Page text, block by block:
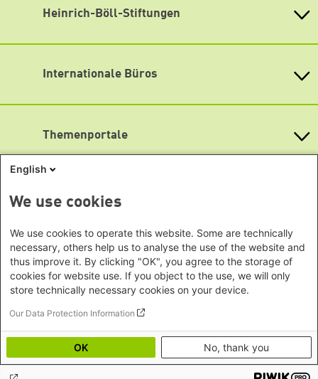
Öffnungszeiten
Barrierefreiheit
Heinrich-Böll-Stiftungen
Heinrich-Böll-Stiftungen in den
Baden-Württemberg
Mecklenburg-Vorpommern
Niedersachsen
Nordrhein-Westfalen
Rheinland-Pfalz
Sachsen-Anhalt
Schleswig-Holstein
Internationale Büros
Büro Neu-Delhi - Indien
Büro Phnom Penh - Kambodscha
Büro Südostasien
Dialog
Büro Horn von Afrika -
Somalia/Somaliland, Sudan,
Äthiopien
Büro Nairobi - Kenia, Uganda,
Tansania
Büro Abuja - Nigeria
Büro Dakar - Senegal
Büro Kapstadt - Südafrika, Namibia,
Themenportale
Heimatkunde
Gunda-Werner-Institut
Archiv Grünes Gedächtnis
Studienwerk
Mediatheken
Antifeminismus begegnen
Gender Mediathek
Grüne Websites
Bündnis 90 / Die Grünen
Bundestagsfraktion
European Greens
Green European Foundation
Social Links
LinkedIn
English
We use cookies
We use cookies to operate this website. Some are technically
necessary, others help us to analyse the use of the website and
thus improve it. By clicking "OK", you agree to the storage of
cookies for website use. If you object to the use, we will only
store technically necessary cookies on your device.
Our Data Protection Information
OK No, thank you